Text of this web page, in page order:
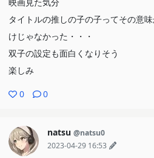
タイトルの推しの子の子ってその意
けじゃなかった・・・
双子の設定も面白くなりそう
楽しみ
0 0
natsu @natsu0
2023-04-29 16:53